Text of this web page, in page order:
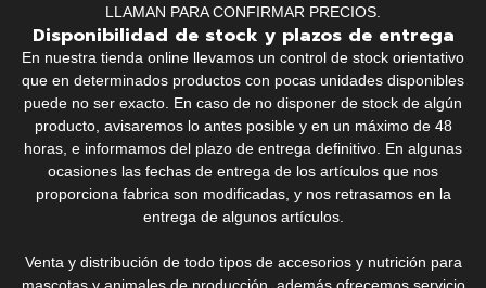
LLAMAN PARA CONFIRMAR PRECIOS.
Disponibilidad de stock y plazos de entrega
En nuestra tienda online llevamos un control de stock orientativo
que en determinados productos con pocas unidades disponibles
puede no ser exacto. En caso de no disponer de stock de algún
producto, avisaremos lo antes posible y en un máximo de 48
horas, e informamos del plazo de entrega definitivo. En algunas
ocasiones las fechas de entrega de los artículos que nos
proporciona fabrica son modificadas, y nos retrasamos en la
entrega de algunos artículos.
Venta y distribución de todo tipos de accesorios y nutrición para